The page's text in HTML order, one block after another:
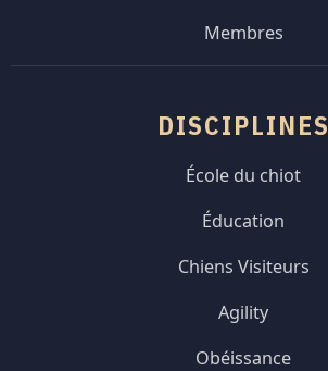
Membres
DISCIPLINES
École du chiot
Éducation
Chiens Visiteurs
Agility
Obéissance